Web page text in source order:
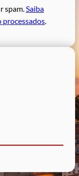
spam.Saiba
processados.